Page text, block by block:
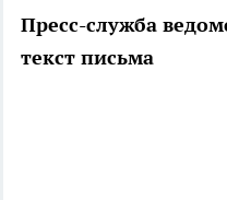
Пресс-служба
текст письма